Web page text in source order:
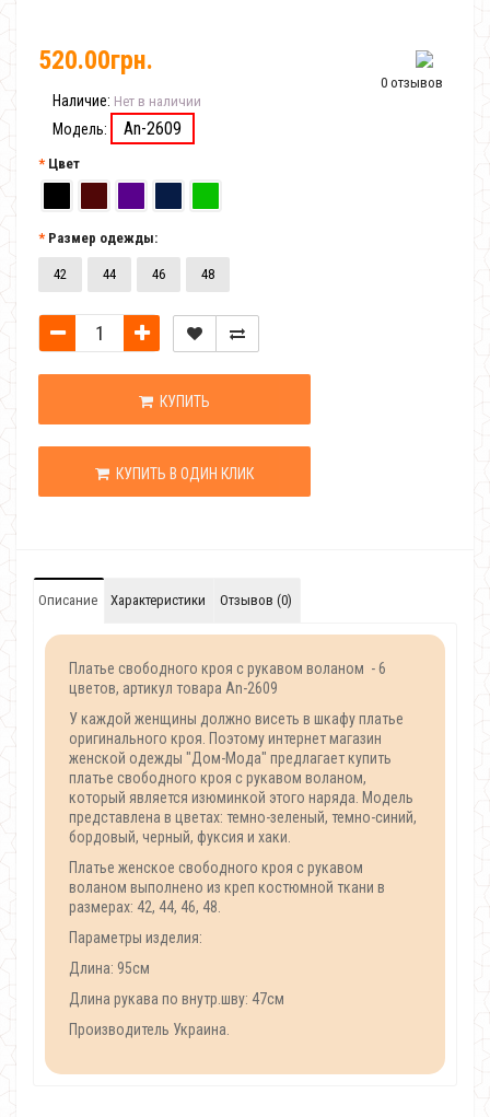
0 отзывов
520.00грн.
Наличие: Нет в наличии
Модель: An-2609
Цвет
Размер одежды:
42 44 46 48
КУПИТЬ
КУПИТЬ В ОДИН КЛИК
Описание Характеристики Отзывов (0)
Платье свободного кроя с рукавом воланом - 6
цветов, артикул товара An-2609
У каждой женщины должно висеть в шкафу платье
оригинального кроя. Поэтому интернет магазин
женской одежды "Дом-Мода" предлагает купить
платье свободного кроя с рукавом воланом,
который является изюминкой этого наряда. Модель
представлена в цветах: темно-зеленый, темно-синий,
бордовый, черный, фуксия и хаки.
Платье женское свободного кроя с рукавом
воланом выполнено из креп костюмной ткани в
размерах: 42, 44, 46, 48.
Параметры изделия:
Длина: 95см
Длина рукава по внутр.шву: 47см
Производитель Украина.